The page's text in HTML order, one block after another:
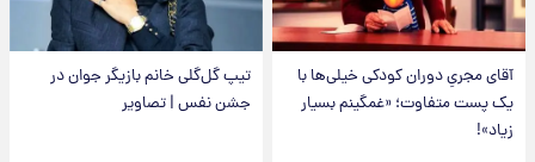
آقای مجریِ دوران کودکی خیلی‌ها با
یک پست متفاوت؛ «غمگینم بسیار
زیاد»!
تیپ گل‌گلی خانم بازیگر جوان در
جشن نفس | تصاویر